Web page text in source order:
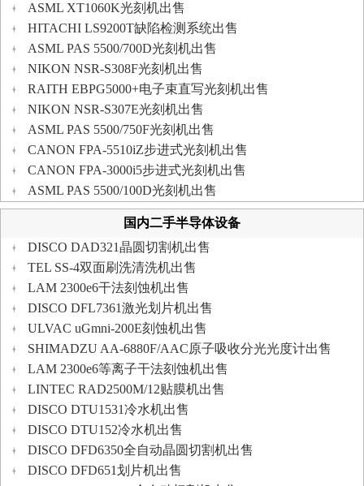
ASML XT1060K光刻机出售
HITACHI LS9200T缺陷检测系统出售
ASML PAS 5500/700D光刻机出售
NIKON NSR-S308F光刻机出售
RAITH EBPG5000+电子束直写光刻机出售
NIKON NSR-S307E光刻机出售
ASML PAS 5500/750F光刻机出售
CANON FPA-5510iZ步进式光刻机出售
CANON FPA-3000i5步进式光刻机出售
ASML PAS 5500/100D光刻机出售
国内二手半导体设备
DISCO DAD321晶圆切割机出售
TEL SS-4双面刷洗清洗机出售
LAM 2300e6干法刻蚀机出售
DISCO DFL7361激光划片机出售
ULVAC uGmni-200E刻蚀机出售
SHIMADZU AA-6880F/AAC原子吸收分光光度计出售
LAM 2300e6等离子干法刻蚀机出售
LINTEC RAD2500M/12贴膜机出售
DISCO DTU1531冷水机出售
DISCO DTU152冷水机出售
DISCO DFD6350全自动晶圆切割机出售
DISCO DFD651划片机出售